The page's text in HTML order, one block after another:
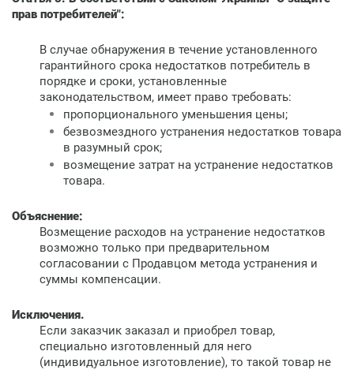
прав потребителей":
В случае обнаружения в течение установленного
гарантийного срока недостатков потребитель в
порядке и сроки, установленные
законодательством, имеет право требовать:
пропорционального уменьшения цены;
безвозмездного устранения недостатков товара
в разумный срок;
возмещение затрат на устранение недостатков
товара.
Объяснение:
Возмещение расходов на устранение недостатков
возможно только при предварительном
согласовании с Продавцом метода устранения и
суммы компенсации.
Исключения.
Если заказчик заказал и приобрел товар,
специально изготовленный для него
(индивидуальное изготовление), то такой товар не